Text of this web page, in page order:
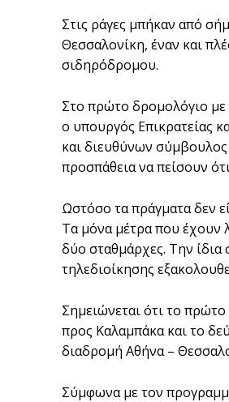
Στις ράγες μπήκαν από
Θεσσαλονίκη, έναν και
σιδηρόδρομου.
Στο πρώτο δρομολόγιο
ο υπουργός Επικρατείας
και διευθύνων
προσπάθεια να πείσουν
Ωστόσο τα πράγματα δεν
Τα μόνα μέτρα που έχουν
δύο σταθμάρχες. Την
τηλεδιοίκησης
Σημειώνεται ότι το
προς Καλαμπάκα και το
διαδρομή Αθήνα –
Σύμφωνα με τον